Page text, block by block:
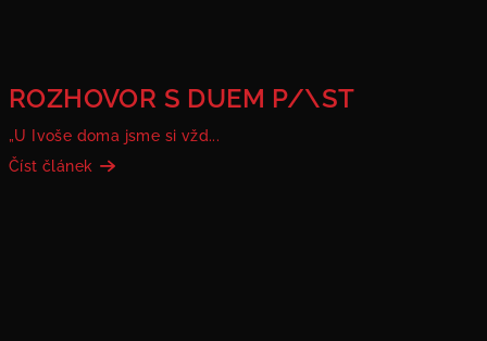
ROZHOVOR S DUEM P/\ST
„U Ivoše doma jsme si vžd...
Číst článek